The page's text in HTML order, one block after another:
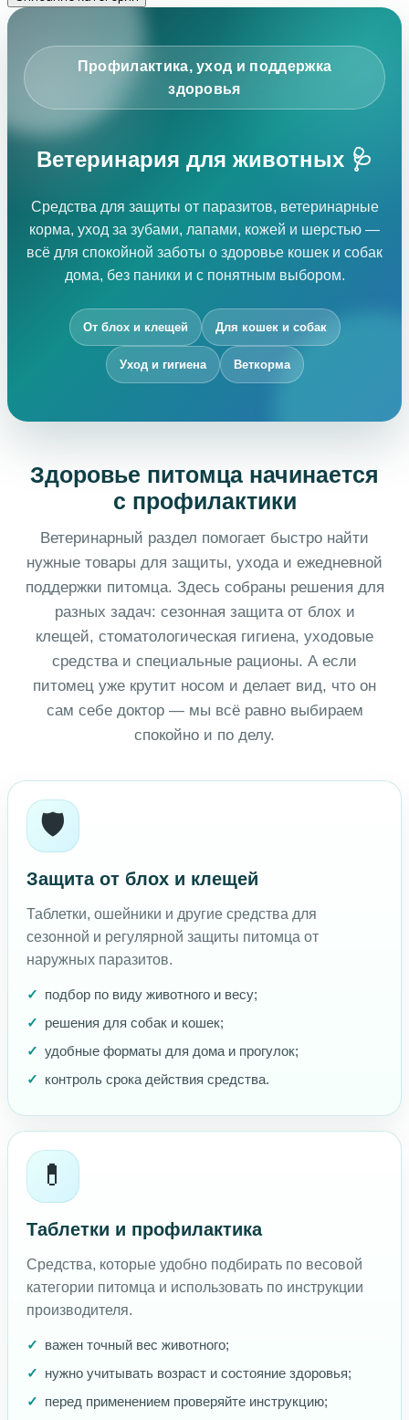
Профилактика, уход и поддержка
здоровья
Ветеринария для животных 🩺
Средства для защиты от паразитов, ветеринарные
корма, уход за зубами, лапами, кожей и шерстью —
всё для спокойной заботы о здоровье кошек и собак
дома, без паники и с понятным выбором.
От блох и клещей Для кошек и собак
Уход и гигиена Веткорма
Здоровье питомца начинается
с профилактики
Ветеринарный раздел помогает быстро найти
нужные товары для защиты, ухода и ежедневной
поддержки питомца. Здесь собраны решения для
разных задач: сезонная защита от блох и
клещей, стоматологическая гигиена, уходовые
средства и специальные рационы. А если
питомец уже крутит носом и делает вид, что он
сам себе доктор — мы всё равно выбираем
спокойно и по делу.
🛡️
Защита от блох и клещей
Таблетки, ошейники и другие средства для
сезонной и регулярной защиты питомца от
наружных паразитов.
подбор по виду животного и весу;
решения для собак и кошек;
удобные форматы для дома и прогулок;
контроль срока действия средства.
💊
Таблетки и профилактика
Средства, которые удобно подбирать по весовой
категории питомца и использовать по инструкции
производителя.
важен точный вес животного;
нужно учитывать возраст и состояние здоровья;
перед применением проверяйте инструкцию;